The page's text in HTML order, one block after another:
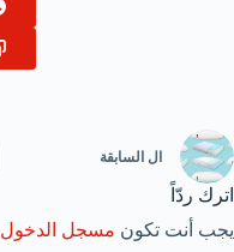
ال السابقة
اترك ردّاً
يجب أنت تكون مسجل الدخول